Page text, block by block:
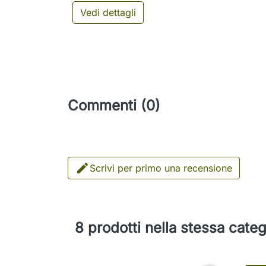
Vedi dettagli
Commenti (0)
 Scrivi per primo una recensione
8 prodotti nella stessa